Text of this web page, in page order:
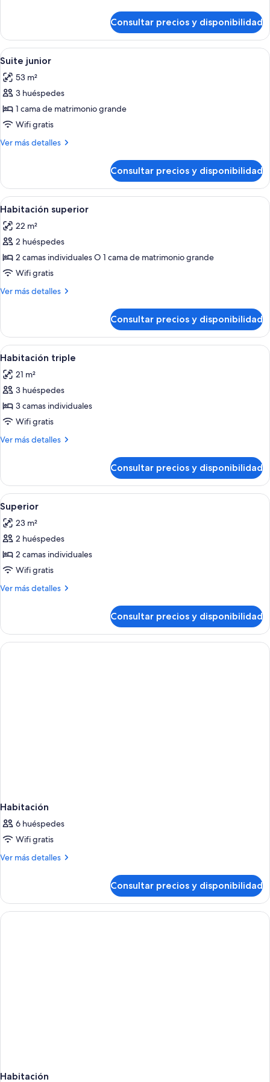
familiar
Consultar precios y disponibilidad
Abrir
todas
las
fotos
de
Suite
junior
Una sala de estar con un sofá color
12
Suite junior
53 m²
3 huéspedes
1 cama de matrimonio grande
Wifi gratis
Ver más detalles
Más
junior
Consultar precios y disponibilidad
Abrir
todas
las
fotos
de
Habitación
superior
Habitación de hotel con un
19
Habitación superior
22 m²
2 huéspedes
2 camas individuales O 1 cama de matrimonio grande
Wifi gratis
Ver más detalles
Más
superior
Consultar precios y disponibilidad
Abrir
todas
las
fotos
de
Habitación
triple
Habitación de hotel con dos camas,
9
Habitación triple
21 m²
3 huéspedes
3 camas individuales
Wifi gratis
Ver más detalles
Más
triple
Consultar precios y disponibilidad
Abrir
todas
las
fotos
de
Superior
Minibar, caja fuerte, escritorio y
20
Superior
23 m²
2 huéspedes
2 camas individuales
Wifi gratis
Ver más detalles
Más
Consultar precios y disponibilidad
Habitación
6 huéspedes
Wifi gratis
Ver más detalles
Más
Consultar precios y disponibilidad
Habitación